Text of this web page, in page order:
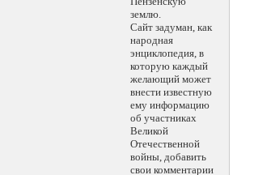
землю.
Сайт задуман, как
народная
энциклопедия, в
которую каждый
желающий может
внести известную
ему информацию
об участниках
Великой
Отечественной
войны, добавить
свои комментарии